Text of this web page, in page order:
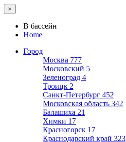
×
В бассейн
Home
Город
Москва 777
Московский 5
Зеленоград 4
Троицк 2
Санкт-Петербург 452
Московская область 342
Балашиха 21
Химки 17
Красногорск 17
Краснодарский край 323